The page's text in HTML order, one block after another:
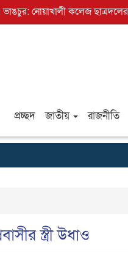
ভাঙচুর: নোয়াখালী কলেজ
প্রচ্ছদ জাতীয় রাজনীতি
স্ত্রী উধাও